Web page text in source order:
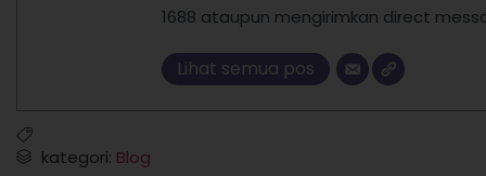
1688 ataupun mengirimkan direct
Lihat semua pos
kategori: Blog